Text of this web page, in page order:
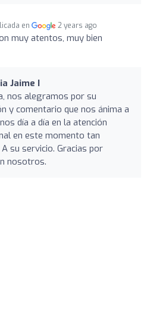
en 2 years ago
muy atentos, muy bien
Jaime I
nos alegramos por su
y comentario que nos ánima a
día a día en la atención
en este momento tan
su servicio. Gracias por
nosotros.